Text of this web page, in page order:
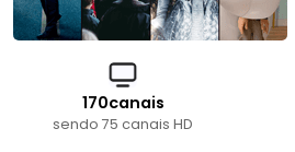
170canais
sendo 75 canais HD